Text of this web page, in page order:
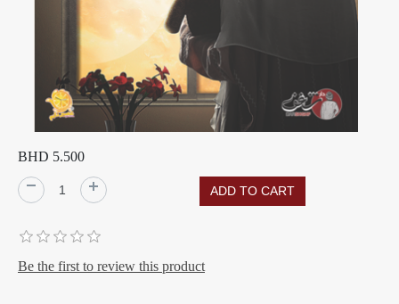
BHD 5.500
Be the first to review this product